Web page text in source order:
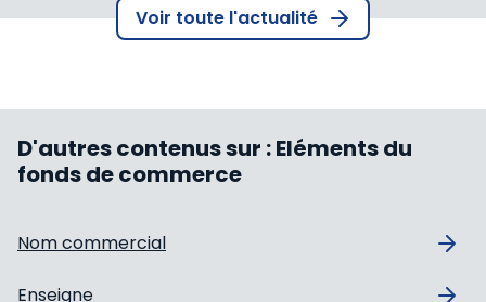
Voir toute l'actualité
D'autres contenus sur :Eléments du
fonds de commerce
Nom commercial
Enseigne